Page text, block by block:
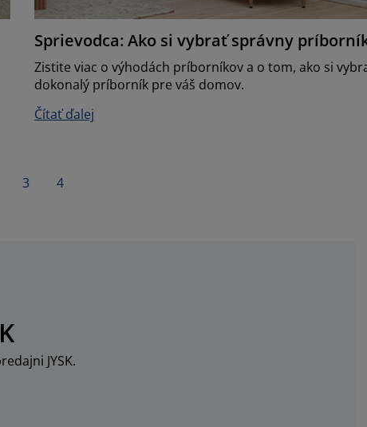
Sprievodca: Ako si vybrať správny
Zistite viac o výhodách príborníkov a o tom, ako si
dokonalý príborník pre váš domov.
Čítať ďalej
3 4
JYSK.